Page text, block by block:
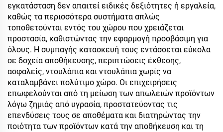
εγκατάσταση δεν απαιτεί ειδικές δεξιότητες ή εργαλεία,
καθώς τα περισσότερα συστήματα απλώς
τοποθετούνται εντός του χώρου που χρειάζεται
προστασία, καθιστώντας την εφαρμογή προσβάσιμη για
όλους. Η συμπαγής κατασκευή τους εντάσσεται εύκολα
σε δοχεία αποθήκευσης, περιπτώσεις έκθεσης,
ασφαλείς, ντουλάπια και ντουλάπια χωρίς να
καταλαμβάνει πολύτιμο χώρο. Οι επιχειρήσεις
επωφελούνται από τη μείωση των απωλειών προϊόντων
λόγω ζημιάς από υγρασία, προστατεύοντας τις
επενδύσεις τους σε αποθέματα και διατηρώντας την
ποιότητα των προϊόντων κατά την αποθήκευση και τη